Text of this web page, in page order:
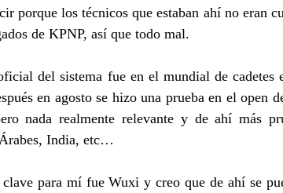
porque los técnicos que estaban ahí no eran
de KPNP, así que todo mal.
del sistema fue en el mundial de cadetes
en agosto se hizo una prueba en el open
nada realmente relevante y de ahí más
India, etc…
para mí fue Wuxi y creo que de ahí se